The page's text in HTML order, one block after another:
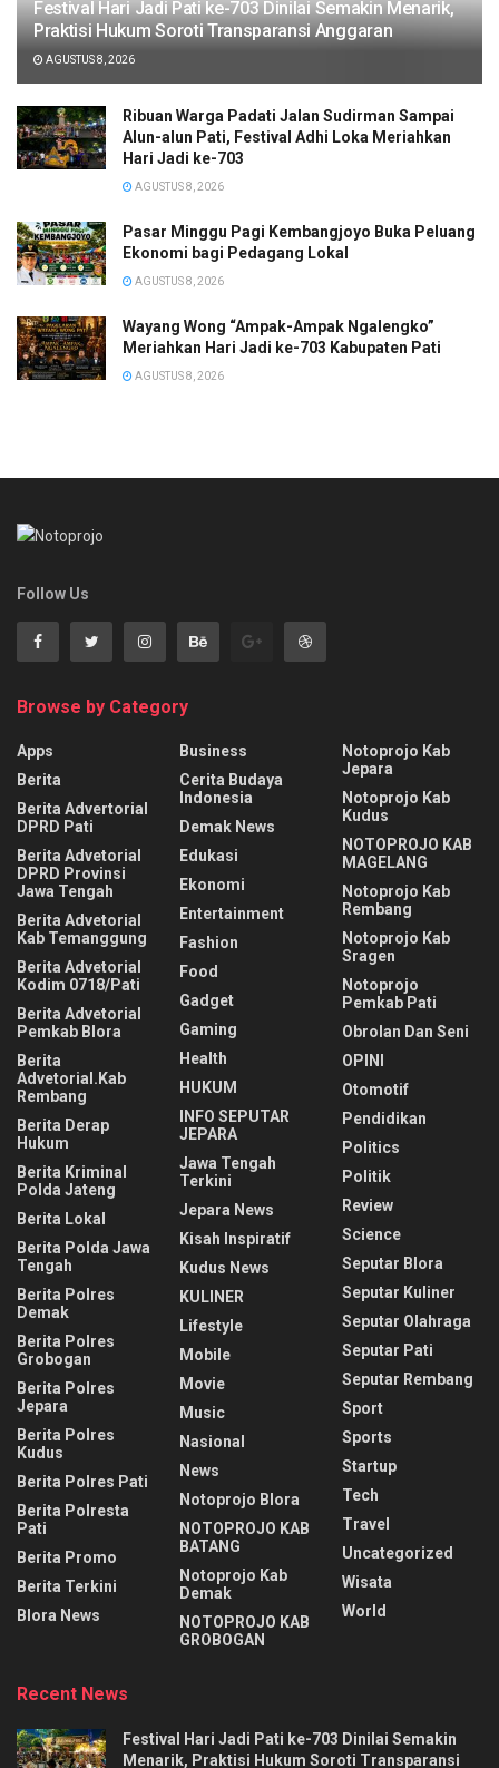
Festival Hari Jadi Pati ke-703 Dinilai Semakin Menarik,
Praktisi Hukum Soroti Transparansi Anggaran
AGUSTUS 8, 2026
Ribuan Warga Padati Jalan Sudirman Sampai
Alun-alun Pati, Festival Adhi Loka Meriahkan
Hari Jadi ke-703
AGUSTUS 8, 2026
Pasar Minggu Pagi Kembangjoyo Buka Peluang
Ekonomi bagi Pedagang Lokal
AGUSTUS 8, 2026
Wayang Wong “Ampak-Ampak Ngalengko”
Meriahkan Hari Jadi ke-703 Kabupaten Pati
AGUSTUS 8, 2026
Follow Us
Browse by Category
Apps
Berita
Berita Advertorial
DPRD Pati
Berita Advetorial
DPRD Provinsi
Jawa Tengah
Berita Advetorial
Kab Temanggung
Berita Advetorial
Kodim 0718/Pati
Berita Advetorial
Pemkab Blora
Berita
Advetorial.Kab
Rembang
Berita Derap
Hukum
Berita Kriminal
Polda Jateng
Berita Lokal
Berita Polda Jawa
Tengah
Berita Polres
Demak
Berita Polres
Grobogan
Berita Polres
Jepara
Berita Polres
Kudus
Berita Polres Pati
Berita Polresta
Pati
Berita Promo
Berita Terkini
Blora News
Business
Cerita Budaya
Indonesia
Demak News
Edukasi
Ekonomi
Entertainment
Fashion
Food
Gadget
Gaming
Health
HUKUM
INFO SEPUTAR
JEPARA
Jawa Tengah
Terkini
Jepara News
Kisah Inspiratif
Kudus News
KULINER
Lifestyle
Mobile
Movie
Music
Nasional
News
Notoprojo Blora
NOTOPROJO KAB
BATANG
Notoprojo Kab
Demak
NOTOPROJO KAB
GROBOGAN
Notoprojo Kab
Jepara
Notoprojo Kab
Kudus
NOTOPROJO KAB
MAGELANG
Notoprojo Kab
Rembang
Notoprojo Kab
Sragen
Notoprojo
Pemkab Pati
Obrolan Dan Seni
OPINI
Otomotif
Pendidikan
Politics
Politik
Review
Science
Seputar Blora
Seputar Kuliner
Seputar Olahraga
Seputar Pati
Seputar Rembang
Sport
Sports
Startup
Tech
Travel
Uncategorized
Wisata
World
Recent News
Festival Hari Jadi Pati ke-703 Dinilai Semakin
Menarik, Praktisi Hukum Soroti Transparansi